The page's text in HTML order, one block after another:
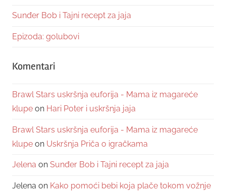
Sunđer Bob i Tajni recept za jaja
Epizoda: golubovi
Komentari
Brawl Stars uskršnja euforija - Mama iz magareće
klupe on Hari Poter i uskršnja jaja
Brawl Stars uskršnja euforija - Mama iz magareće
klupe on Uskršnja Priča o igračkama
Jelena on Sunđer Bob i Tajni recept za jaja
Jelena on Kako pomoći bebi koja plače tokom vožnje